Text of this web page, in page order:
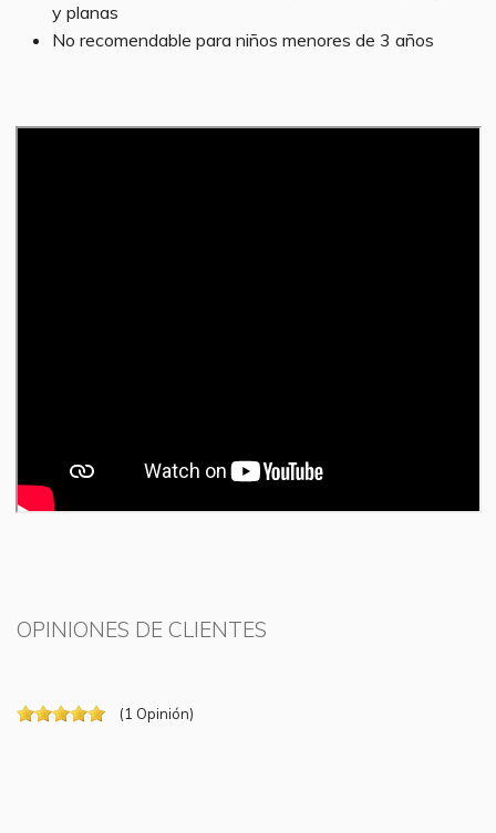
y planas
No recomendable para niños menores de 3 años
OPINIONES DE CLIENTES
(1 Opinión)